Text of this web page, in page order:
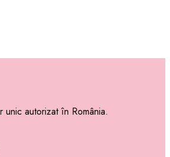
unic autorizat în România.